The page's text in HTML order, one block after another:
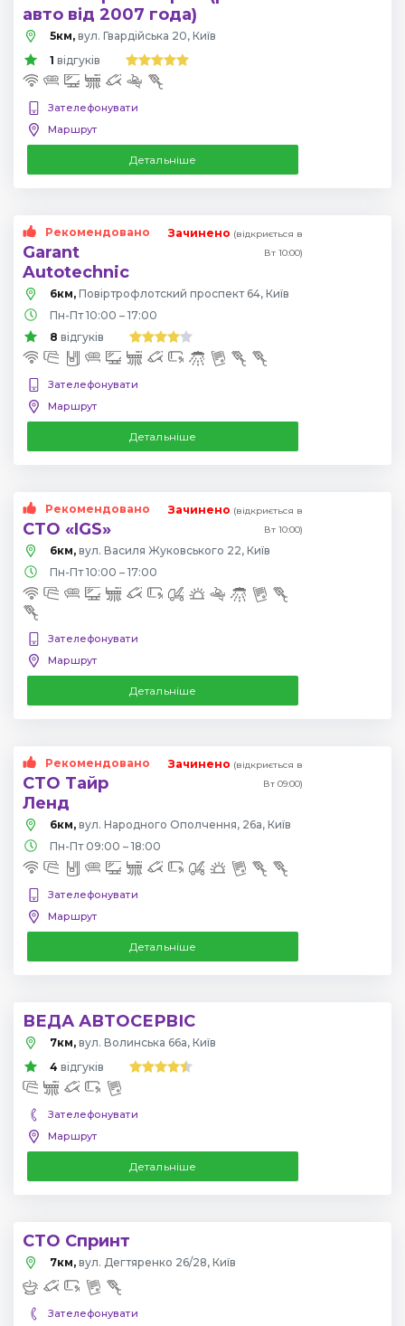
авто від 2007 года)
5км, вул. Гвардійська 20, Київ
1 відгуків
Зателефонувати
Маршрут
Детальніше
Рекомендовано
Garant
Autotechnic
Зачинено (відкриється в
Вт 10:00)
6км,
Повіртрофлотский проспект 64, Київ
Пн-Пт 10:00 – 17:00
8 відгуків
Зателефонувати
Маршрут
Детальніше
Рекомендовано
СТО «IGS»
Зачинено (відкриється в
Вт 10:00)
6км, вул. Василя Жуковського 22, Київ
Пн-Пт 10:00 – 17:00
Зателефонувати
Маршрут
Детальніше
Рекомендовано
СТО Тайр
Ленд
Зачинено (відкриється в
Вт 09:00)
6км, вул. Народного Ополчення, 26а, Київ
Пн-Пт 09:00 – 18:00
Зателефонувати
Маршрут
Детальніше
ВЕДА АВТОСЕРВІС
7км, вул. Волинська 66а, Київ
4 відгуків
Зателефонувати
Маршрут
Детальніше
СТО Спринт
7км, вул. Дегтяренко 26/28, Київ
Зателефонувати